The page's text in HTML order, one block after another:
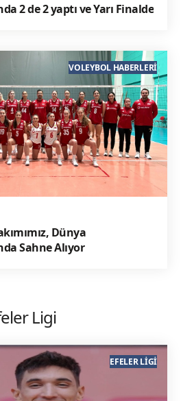
2 de 2 yaptı ve Yarı Finalde
Dünya
Sahne Alıyor
VOLEYBOL HABERLERI
Ligi
EFELER LIGI